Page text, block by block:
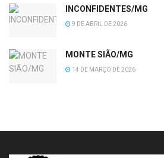
INCONFIDENTES/MG
9 DE ABRIL DE 2026
MONTE SIÃO/MG
14 DE MARÇO DE 2026